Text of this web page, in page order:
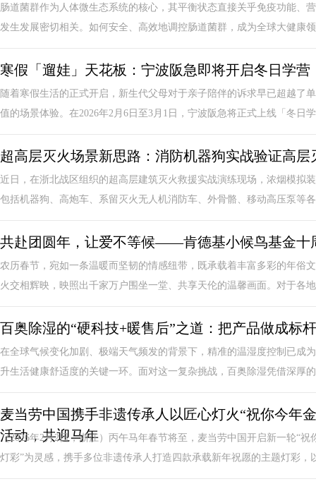
肠道菌群作为人体微生态系统的核心，其平衡状态直接关乎免疫功能、
发生发展密切相关。如何安全、高效地调控肠道菌群，成为全球大健康
寒假「遛娃」天花板：宁波阪急即将开启冬日学营
随着寒假生活的正式开启，新生代父母对于亲子陪伴的诉求早已超越了
值的场景体验。在2026年2月6日至3月1日，宁波阪急将正式上线「冬日
超高层灭火场景新思路：消防机器狗实战验证高层
近日，在浙北战区组织的超高层建筑灭火救援实战演练现场，浓烟模拟
包括机器狗、高炮车、系留灭火无人机消防车、外骨骼、移动高压泵等
共赴团圆年，让爱不等候——肯德基小候鸟基金十
农历春节，宛如一条温暖而坚韧的情感纽带，既承载着丰富多彩的年俗
火交相辉映，映照出千家万户围坐一堂、共享天伦的温馨画面。对于各
百奥除湿的“硬科技+暖售后”之道：把产品做成标
在全球气候变化加剧、极端天气频发的背景下，精准的温湿度控制已成
升生活健康舒适度的关键一环。面对这一复杂挑战，百奥除湿凭借深厚
麦当劳中国携手非遗传承人以匠心灯火“祝你今年
活动，共迎马年
（2026年2月2日，浙江）丙午马年春节将至，麦当劳中国开启新一轮“
灯彩”为灵感，携手多位非遗传承人打造四款承载新年祝愿的主题灯彩，